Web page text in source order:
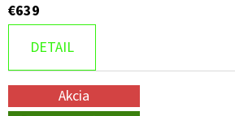
€639
DETAIL
Akcia